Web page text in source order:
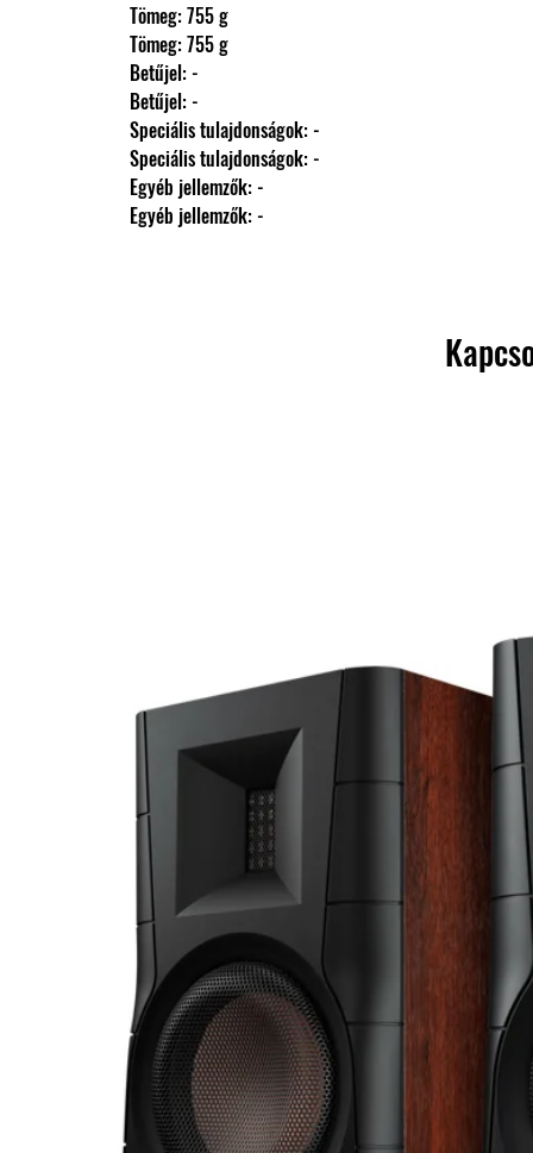
                Tömeg: 755 g
                Tömeg: 755 g
                Betűjel: -
                Betűjel: -
                Speciális tulajdonságok: -
                Speciális tulajdonságok: -
                Egyéb jellemzők: -
                Egyéb jellemzők: -